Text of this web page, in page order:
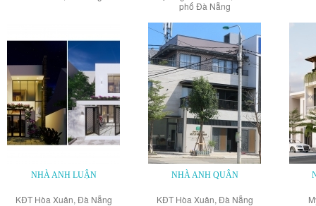
phố Đà Nẵng
NHÀ ANH LUẬN
KĐT Hòa Xuân, Đà Nẵng
NHÀ ANH QUÂN
KĐT Hòa Xuân, Đà Nẵng